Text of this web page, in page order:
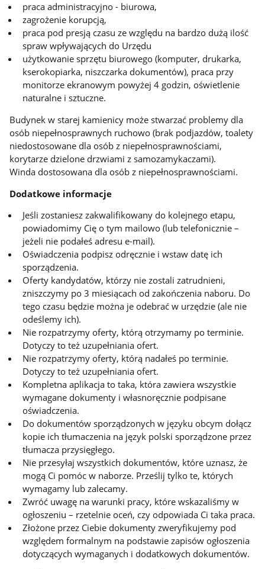
praca administracyjno - biurowa,
zagrożenie korupcją,
praca pod presją czasu ze względu na bardzo dużą ilość
spraw wpływających do Urzędu
użytkowanie sprzętu biurowego (komputer, drukarka,
kserokopiarka, niszczarka dokumentów), praca przy
monitorze ekranowym powyżej 4 godzin, oświetlenie
naturalne i sztuczne.
Budynek w starej kamienicy może stwarzać problemy dla
osób niepełnosprawnych ruchowo (brak podjazdów, toalety
niedostosowane dla osób z niepełnosprawnościami,
korytarze dzielone drzwiami z samozamykaczami).
Winda dostosowana dla osób z niepełnosprawnościami.
Dodatkowe informacje
Jeśli zostaniesz zakwalifikowany do kolejnego etapu,
powiadomimy Cię o tym mailowo (lub telefonicznie –
jeżeli nie podałeś adresu e-mail).
Oświadczenia podpisz odręcznie i wstaw datę ich
sporządzenia.
Oferty kandydatów, którzy nie zostali zatrudnieni,
zniszczymy po 3 miesiącach od zakończenia naboru. Do
tego czasu będzie można je odebrać w urzędzie (ale nie
odeślemy ich).
Nie rozpatrzymy oferty, którą otrzymamy po terminie.
Dotyczy to też uzupełniania ofert.
Nie rozpatrzymy oferty, którą nadałeś po terminie.
Dotyczy to też uzupełniania ofert.
Kompletna aplikacja to taka, która zawiera wszystkie
wymagane dokumenty i własnoręcznie podpisane
oświadczenia.
Do dokumentów sporządzonych w języku obcym dołącz
kopie ich tłumaczenia na język polski sporządzone przez
tłumacza przysięgłego.
Nie przesyłaj wszystkich dokumentów, które uznasz, że
mogą Ci pomóc w naborze. Prześlij tylko te, których
wymagamy lub zalecamy.
Zwróć uwagę na warunki pracy, które wskazaliśmy w
ogłoszeniu – rzetelnie oceń, czy odpowiada Ci taka praca.
Złożone przez Ciebie dokumenty zweryfikujemy pod
względem formalnym na podstawie zapisów ogłoszenia
dotyczących wymaganych i dodatkowych dokumentów.